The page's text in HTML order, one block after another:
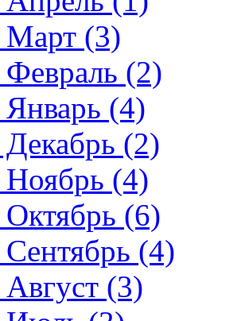
Март (3)
(2)
(4)
(2)
(4)
(6)
(4)
(3)